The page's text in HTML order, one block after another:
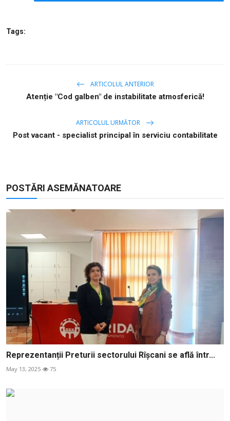
Tags:
ARTICOLUL ANTERIOR
Atenție "Cod galben" de instabilitate atmosferică!
ARTICOLUL URMĂTOR
Post vacant - specialist principal în serviciu contabilitate
POSTĂRI ASEMĂNATOARE
Reprezentanții Preturii sectorului Rîșcani se află într...
May 13, 2025 75